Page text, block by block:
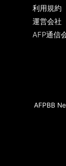
利用規約
運営会社
AFP通信
AFPBB